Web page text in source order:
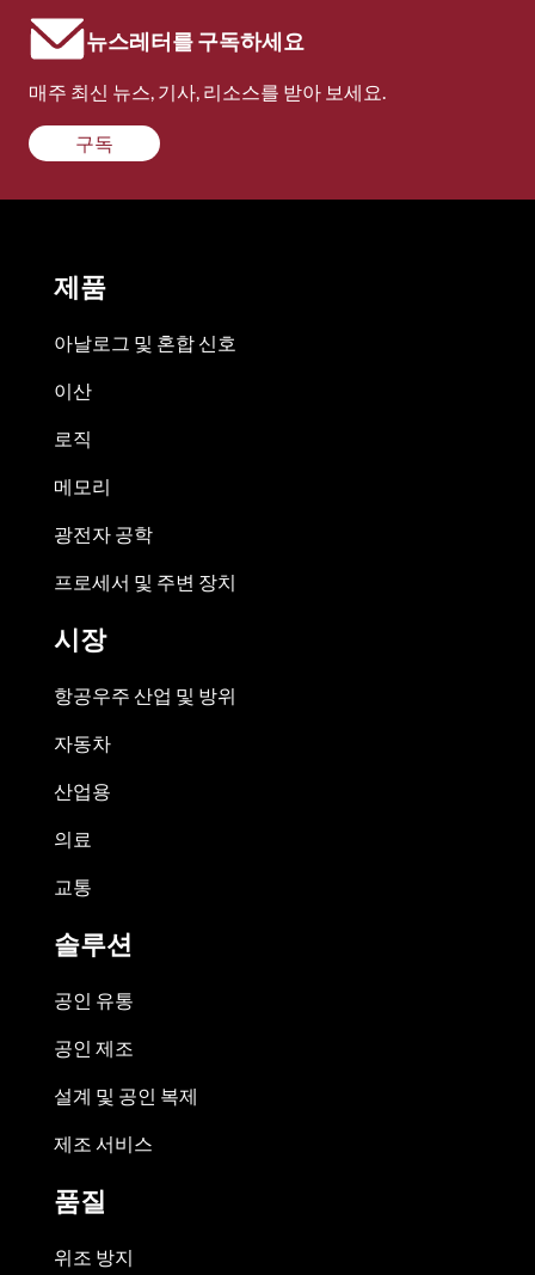
뉴스레터를 구독하세요
매주 최신 뉴스, 기사, 리소스를 받아 보세요.
구독
제품
아날로그 및 혼합 신호
이산
로직
메모리
광전자 공학
프로세서 및 주변 장치
시장
항공우주 산업 및 방위
자동차
산업용
의료
교통
솔루션
공인 유통
공인 제조
설계 및 공인 복제
제조 서비스
품질
위조 방지